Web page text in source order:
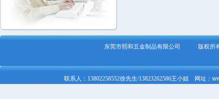
东莞市熙和五金制品有限公司 版
联系人： 13802258552徐先生/13823262586王小姐 网址：